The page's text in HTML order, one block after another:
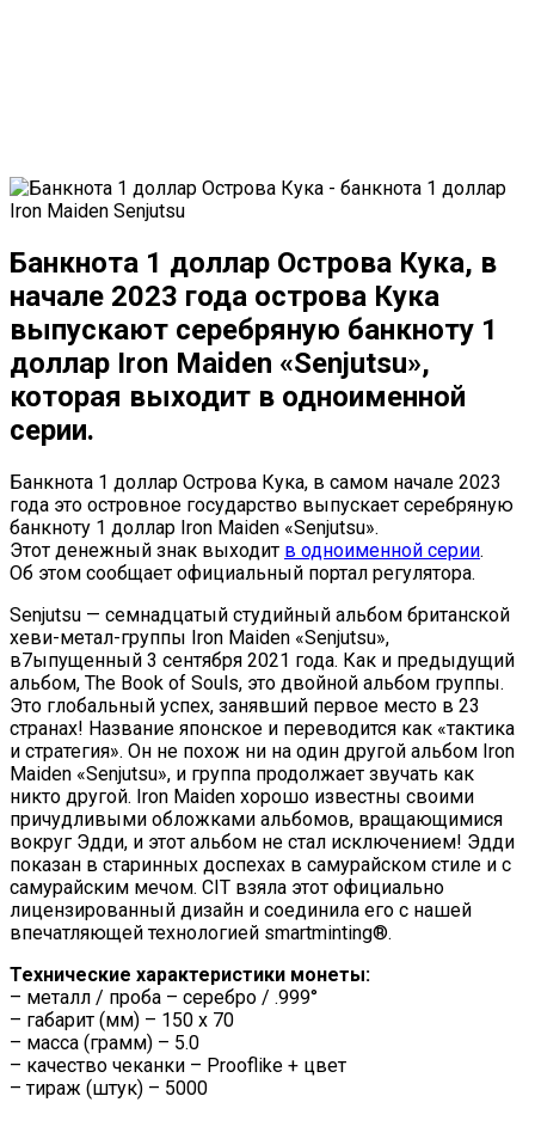
Банкнота 1 доллар Острова Кука, в
начале 2023 года острова Кука
выпускают серебряную банкноту 1
доллар Iron Maiden «Senjutsu»,
которая выходит в одноименной
серии.
Банкнота 1 доллар Острова Кука, в самом начале 2023
года это островное государство выпускает серебряную
банкноту 1 доллар Iron Maiden «Senjutsu».
Этот денежный знак выходит в одноименной серии.
Об этом сообщает официальный портал регулятора.
Senjutsu — семнадцатый студийный альбом британской
хеви-метал-группы Iron Maiden «Senjutsu»,
в7ыпущенный 3 сентября 2021 года. Как и предыдущий
альбом, The Book of Souls, это двойной альбом группы.
Это глобальный успех, занявший первое место в 23
странах! Название японское и переводится как «тактика
и стратегия». Он не похож ни на один другой альбом Iron
Maiden «Senjutsu», и группа продолжает звучать как
никто другой. Iron Maiden хорошо известны своими
причудливыми обложками альбомов, вращающимися
вокруг Эдди, и этот альбом не стал исключением! Эдди
показан в старинных доспехах в самурайском стиле и с
самурайским мечом. CIT взяла этот официально
лицензированный дизайн и соединила его с нашей
впечатляющей технологией smartminting®.
Технические характеристики монеты:
– металл / проба – серебро / .999°
– габарит (мм) – 150 x 70
– масса (грамм) – 5.0
– качество чеканки – Prooflike + цвет
– тираж (штук) – 5000